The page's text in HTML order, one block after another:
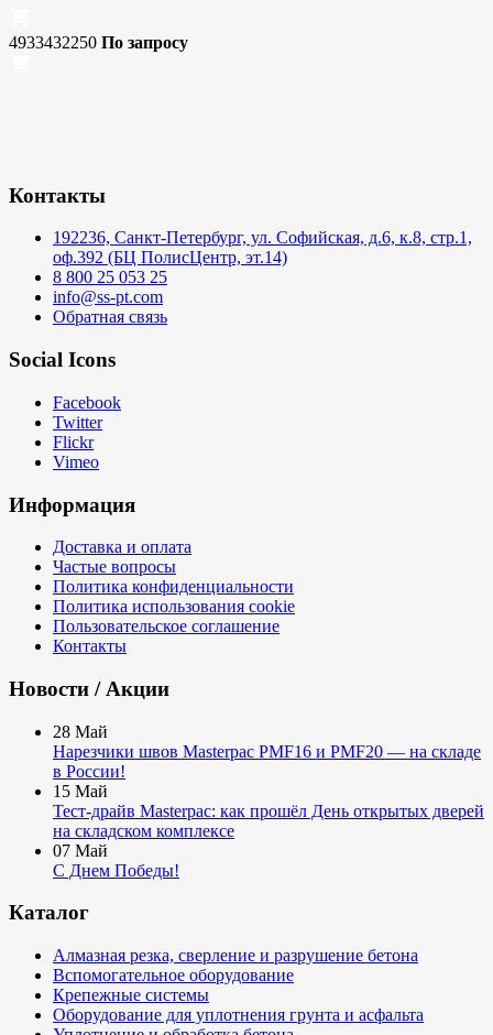
4933432250 По запросу
Контакты
192236, Санкт-Петербург, ул. Софийская, д.6, к.8, стр.1,
оф.392 (БЦ ПолисЦентр, эт.14)
8 800 25 053 25
info@ss-pt.com
Обратная связь
Social Icons
Facebook
Twitter
Flickr
Vimeo
Информация
Доставка и оплата
Частые вопросы
Политика конфиденциальности
Политика использования cookie
Пользовательское соглашение
Контакты
Новости / Акции
28 Май
Нарезчики швов Masterpac PMF16 и PMF20 — на складе
в России!
15 Май
Тест-драйв Masterpac: как прошёл День открытых дверей
на складском комплексе
07 Май
С Днем Победы!
Каталог
Алмазная резка, сверление и разрушение бетона
Вспомогательное оборудование
Крепежные системы
Оборудование для уплотнения грунта и асфальта